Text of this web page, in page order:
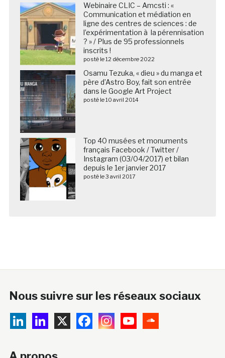
Webinaire CLIC – Amcsti : «
Communication et médiation en
ligne des centres de sciences : de
l’expérimentation à la pérennisation
? » / Plus de 95 professionnels
inscrits !
posté le 12 décembre 2022
Osamu Tezuka, « dieu » du manga et
père d’Astro Boy, fait son entrée
dans le Google Art Project
posté le 10 avril 2014
Top 40 musées et monuments
français Facebook / Twitter /
Instagram (03/04/2017) et bilan
depuis le 1er janvier 2017
posté le 3 avril 2017
Nous suivre sur les réseaux sociaux